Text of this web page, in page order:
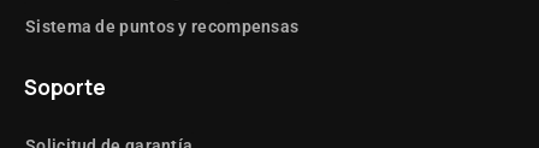
Sistema de puntos y recompensas
Soporte